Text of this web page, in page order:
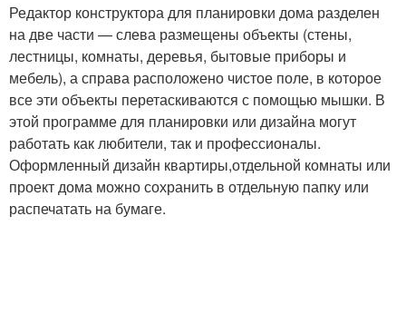
Редактор конструктора для планировки дома разделен
на две части — слева размещены объекты (стены,
лестницы, комнаты, деревья, бытовые приборы и
мебель), а справа расположено чистое поле, в которое
все эти объекты перетаскиваются с помощью мышки. В
этой программе для планировки или дизайна могут
работать как любители, так и профессионалы.
Оформленный дизайн квартиры,отдельной комнаты или
проект дома можно сохранить в отдельную папку или
распечатать на бумаге.